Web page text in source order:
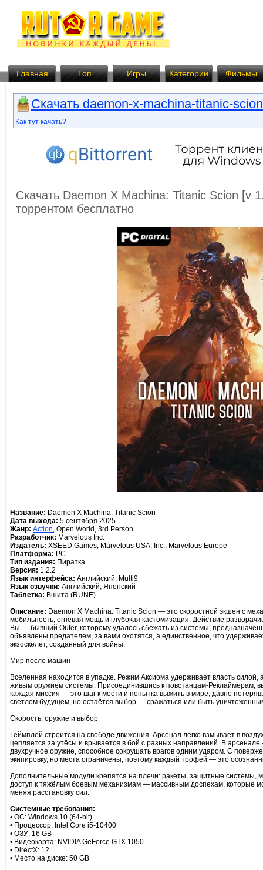
Главная Топ Игры Категории Фильмы
Скачать daemon-x-machina-titanic-
Как тут качать?
Скачать Daemon X Machina: Titanic Scion [v
торрентом бесплатно
Название: Daemon X Machina: Titanic Scion
Дата выхода: 5 сентября 2025
Жанр: Action, Open World, 3rd Person
Разработчик: Marvelous Inc.
Издатель: XSEED Games, Marvelous USA, Inc., Marvelous Europe
Платформа: PC
Тип издания: Пиратка
Версия: 1.2.2
Язык интерфейса: Английский, Multi9
Язык озвучки: Английский, Японский
Таблетка: Вшита (RUNE)
Описание: Daemon X Machina: Titanic Scion — это скоростной экшен с
мобильность, огневая мощь и глубокая кастомизация. Действие
Вы — бывший Outer, которому удалось сбежать из системы,
объявлены предателем, за вами охотятся, а единственное, что
экзоскелет, созданный для войны.
Мир после машин
Вселенная находится в упадке. Режим Аксиома удерживает власть
живым оружием системы. Присоединившись к повстанцам-Реклаймерам,
каждая миссия — это шаг к мести и попытка выжить в мире, давно
светлом будущем, но остаётся выбор — сражаться или быть
Скорость, оружие и выбор
Геймплей строится на свободе движения. Арсенал легко взмывает в
цепляется за утёсы и врывается в бой с разных направлений. В арсенале
двухручное оружие, способное сокрушать врагов одним ударом. С
экипировку, но места ограничены, поэтому каждый трофей — это
Дополнительные модули крепятся на плечи: ракеты, защитные системы,
доступ к тяжёлым боевым механизмам — массивным доспехам, которые
меняя расстановку сил.
Системные требования:
• ОС: Windows 10 (64-bit)
• Процессор: Intel Core i5-10400
• ОЗУ: 16 GB
• Видеокарта: NVIDIA GeForce GTX 1050
• DirectX: 12
• Место на диске: 50 GB